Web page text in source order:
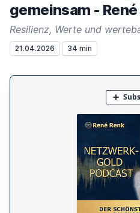
gemeinsam - René
Resilienz, Werte und
21.04.2026 34 min